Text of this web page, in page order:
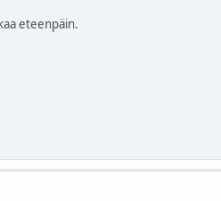
eteenpäin.